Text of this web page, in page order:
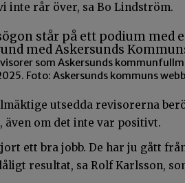
inte rår över, sa Bo Lindström.
som Askersunds
Foto: Askersunds kommuns
utsedda revisorerna
om det inte var positivt.
ett bra jobb. De har ju gått
resultat, sa Rolf Karlsson,